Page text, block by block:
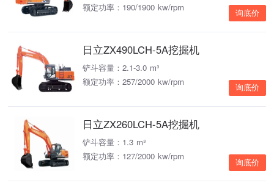
额定功率：190/1900 kw/rpm
询底价
日立ZX490LCH-5A挖掘机
铲斗容量：2.1-3.0 m³
额定功率：257/2000 kw/rpm
询底价
日立ZX260LCH-5A挖掘机
铲斗容量：1.3 m³
额定功率：127/2000 kw/rpm
询底价